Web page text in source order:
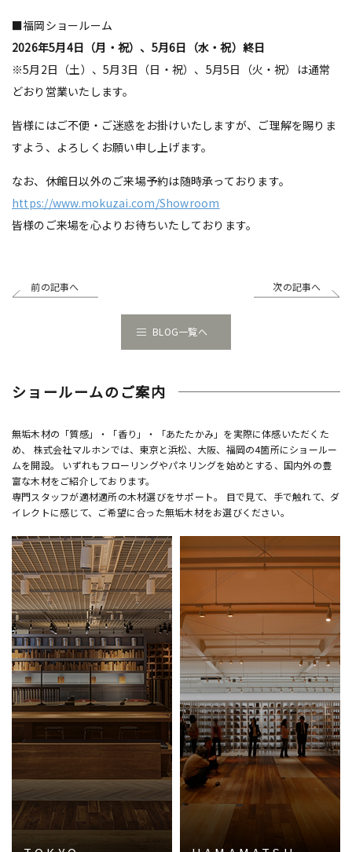
■福岡ショールーム
2026年5月4日（月・祝）、 5月6日（水・祝）終日
※5月2日（土）、5月3日（日・祝）、5月5日（火・祝）は通常
どおり営業いたします。
皆様にはご不便・ご迷惑をお掛けいたしますが、ご理解を賜りま
すよう、よろしくお願い申し上げます。
なお、休館日以外のご来場予約は随時承っております。
https://www.mokuzai.com/Showroom
皆様のご来場を心よりお待ちいたしております。
前の記事へ 次の記事へ
BLOG一覧へ
ショールームのご案内
無垢木材の「質感」・「香り」・「あたたかみ」を実際に体感いただくた
め、 株式会社マルホンでは、東京と浜松、大阪、福岡の4箇所にショールー
ムを開設。 いずれもフローリングやパネリングを始めとする、国内外の豊
富な木材をご紹介しております。
専門スタッフが適材適所の木材選びをサポート。 目で見て、手で触れて、ダ
イレクトに感じて、ご希望に合った無垢木材をお選びください。